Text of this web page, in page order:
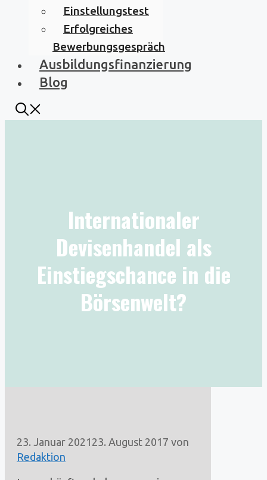
Einstellungstest
Erfolgreiches
Bewerbungsgespräch
Ausbildungsfinanzierung
Blog
Internationaler
Devisenhandel als
Einstiegschance in die
Börsenwelt?
23. Januar 2021 23. August 2017 von
Redaktion